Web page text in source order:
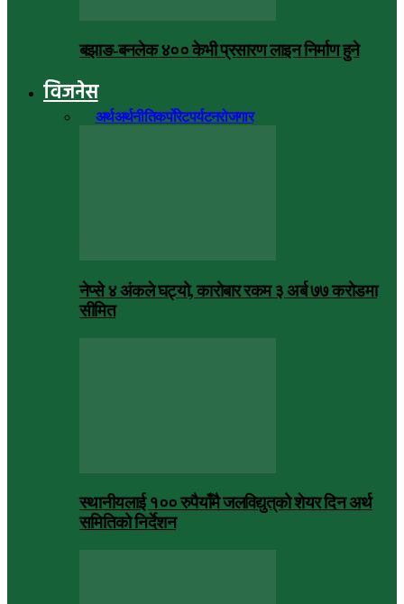
बझाङ-बनलेक ४०० केभी प्रसारण लाइन निर्माण हुने
विजनेस
अर्थअर्थनीतिकर्पोरेटपर्यटनरोजगार
नेप्से ४ अंकले घट्यो, कारोबार रकम ३ अर्ब ७७ करोडमा
सीमित
स्थानीयलाई १०० रुपैयाँमै जलविद्युत्‌को शेयर दिन अर्थ
समितिको निर्देशन